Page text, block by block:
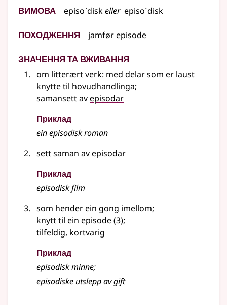
Вимова episoˊdiskeller episoˋdisk
Походження jamførepisode
Значення та вживання
om litterært verk: med delar som er laust
knytte til hovudhandlinga;
samansett avepisodar
Приклад
ein episodisk roman
sett saman avepisodar
Приклад
episodisk film
som hender ein gong imellom;
knytt til ein episode(3);
tilfeldig, kortvarig
Приклад
episodisk minne;
episodiske utslepp av gift